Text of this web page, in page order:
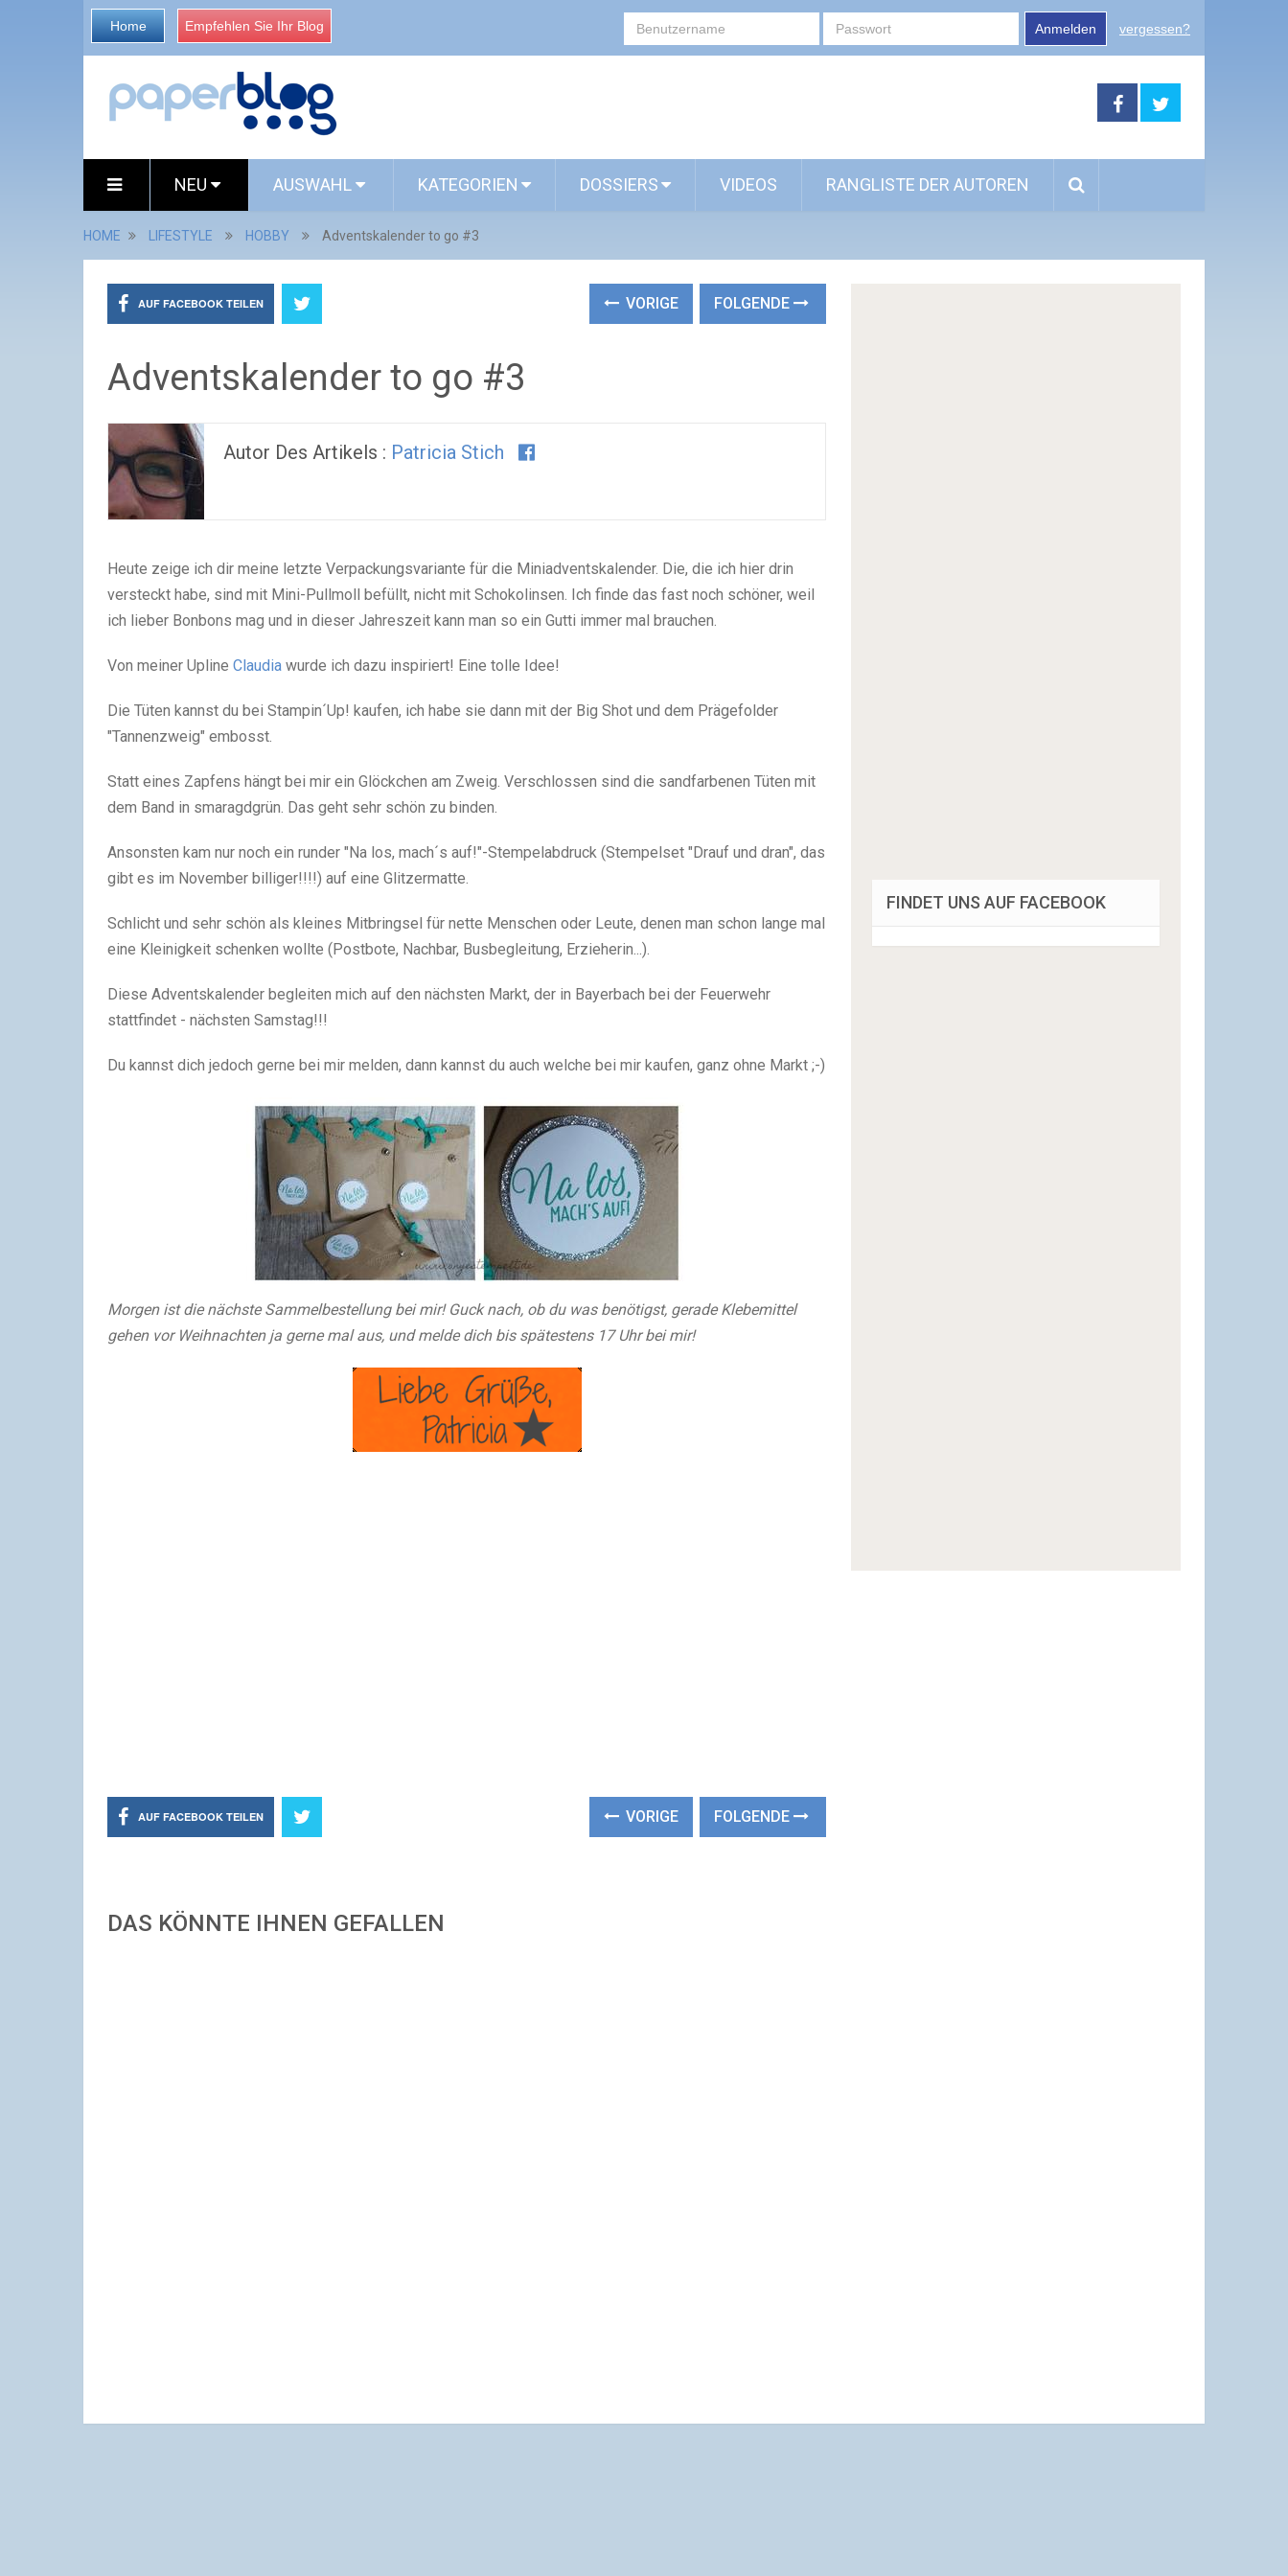
Home Empfehlen Sie Ihr Blog Anmelden vergessen?
NEU AUSWAHL KATEGORIEN DOSSIERS VIDEOS RANGLISTE DER AUTOREN
HOME LIFESTYLE HOBBY Adventskalender to go #3
AUF FACEBOOK TEILEN VORIGE FOLGENDE
Adventskalender to go #3
Autor Des Artikels : Patricia Stich
Heute zeige ich dir meine letzte Verpackungsvariante für die Miniadventskalender. Die, die ich hier drin
versteckt habe, sind mit Mini-Pullmoll befüllt, nicht mit Schokolinsen. Ich finde das fast noch schöner, weil
ich lieber Bonbons mag und in dieser Jahreszeit kann man so ein Gutti immer mal brauchen.
Von meiner Upline Claudia wurde ich dazu inspiriert! Eine tolle Idee!
Die Tüten kannst du bei Stampin´Up! kaufen, ich habe sie dann mit der Big Shot und dem Prägefolder
"Tannenzweig" embosst.
Statt eines Zapfens hängt bei mir ein Glöckchen am Zweig. Verschlossen sind die sandfarbenen Tüten mit
dem Band in smaragdgrün. Das geht sehr schön zu binden.
Ansonsten kam nur noch ein runder "Na los, mach´s auf!"-Stempelabdruck (Stempelset "Drauf und dran", das
gibt es im November billiger!!!!) auf eine Glitzermatte.
Schlicht und sehr schön als kleines Mitbringsel für nette Menschen oder Leute, denen man schon lange mal
eine Kleinigkeit schenken wollte (Postbote, Nachbar, Busbegleitung, Erzieherin...).
Diese Adventskalender begleiten mich auf den nächsten Markt, der in Bayerbach bei der Feuerwehr
stattfindet - nächsten Samstag!!!
Du kannst dich jedoch gerne bei mir melden, dann kannst du auch welche bei mir kaufen, ganz ohne Markt ;-)
Morgen ist die nächste Sammelbestellung bei mir! Guck nach, ob du was benötigst, gerade Klebemittel
gehen vor Weihnachten ja gerne mal aus, und melde dich bis spätestens 17 Uhr bei mir!
AUF FACEBOOK TEILEN VORIGE FOLGENDE
DAS KÖNNTE IHNEN GEFALLEN
FINDET UNS AUF FACEBOOK